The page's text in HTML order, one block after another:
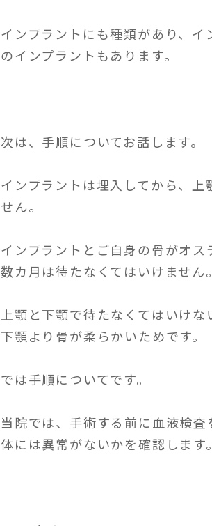
インプラントにも種類があり、
のインプラントもあります。
次は、手順についてお話します。
インプラントは埋入してから、
せん。
インプラントとご自身の骨がオス
数カ月は待たなくてはいけません。
上顎と下顎で待たなくてはいけ
下顎より骨が柔らかいためです。
では手順についてです。
当院では、手術する前に血液検
体には異常がないかを確認します。